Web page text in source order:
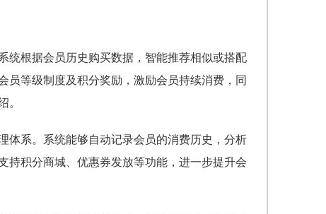
统根据会员历史购买数据，智能推荐相似或搭配
员等级制度及积分奖励，激励会员持续消费，同
。
体系。系统能够自动记录会员的消费历史，分析
持积分商城、优惠券发放等功能，进一步提升会